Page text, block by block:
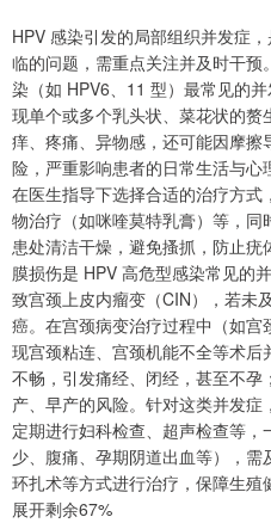
HPV 感染引发的局部组织并发症
临的问题，需重点关注并及时干
染（如 HPV6、11 型）最常见的
现单个或多个乳头状、菜花状的
痒、疼痛、异物感，还可能因摩
险，严重影响患者的日常生活与
在医生指导下选择合适的治疗方
物治疗（如咪喹莫特乳膏）等，
患处清洁干燥，避免搔抓，防止
膜损伤是 HPV 高危型感染常见的
致宫颈上皮内瘤变（CIN），若未
癌。在宫颈病变治疗过程中（如
现宫颈粘连、宫颈机能不全等术
不畅，引发痛经、闭经，甚至不
产、早产的风险。针对这类并发症
定期进行妇科检查、超声检查等
少、腹痛、孕期阴道出血等），
环扎术等方式进行治疗，保障生殖
展开剩余67%